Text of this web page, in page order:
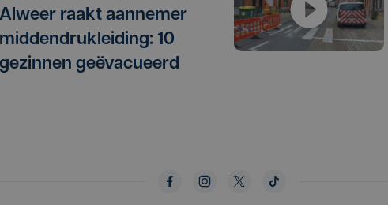
Alweer raakt aannemer
middendrukleiding: 10
gezinnen geëvacueerd